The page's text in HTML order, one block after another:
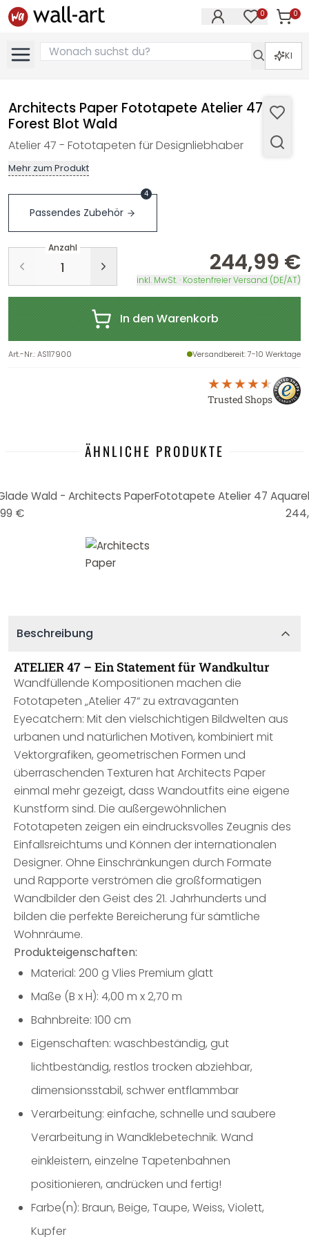
0 0
KI
Architects Paper Fototapete Atelier 47
Forest Blot Wald
Atelier 47 - Fototapeten für Designliebhaber
Mehr zum Produkt
Passendes Zubehör
4
Anzahl
244,99 €
inkl. MwSt. · Kostenfreier Versand (DE/AT)
In den Warenkorb
Art.-Nr.:AS117900 Versandbereit: 7-10 Werktage
Trusted Shops
ÄHNLICHE PRODUKTE
Wald - Architects Paper
€
Beschreibung
ATELIER 47 – Ein Statement für Wandkultur
Wandfüllende Kompositionen machen die
Fototapeten „Atelier 47“ zu extravaganten
Eyecatchern: Mit den vielschichtigen Bildwelten aus
urbanen und natürlichen Motiven, kombiniert mit
Vektorgrafiken, geometrischen Formen und
überraschenden Texturen hat Architects Paper
einmal mehr gezeigt, dass Wandoutfits eine eigene
Kunstform sind. Die außergewöhnlichen
Fototapeten zeigen ein eindrucksvolles Zeugnis des
Einfallsreichtums und Können der internationalen
Designer. Ohne Einschränkungen durch Formate
und Rapporte verströmen die großformatigen
Wandbilder den Geist des 21. Jahrhunderts und
bilden die perfekte Bereicherung für sämtliche
Wohnräume.
Produkteigenschaften:
Material: 200 g Vlies Premium glatt
Maße (B x H): 4,00 m x 2,70 m
Bahnbreite: 100 cm
Eigenschaften: waschbeständig, gut
lichtbeständig, restlos trocken abziehbar,
dimensionsstabil, schwer entflammbar
Verarbeitung: einfache, schnelle und saubere
Verarbeitung in Wandklebetechnik. Wand
einkleistern, einzelne Tapetenbahnen
positionieren, andrücken und fertig!
Farbe(n): Braun, Beige, Taupe, Weiss, Violett,
Kupfer